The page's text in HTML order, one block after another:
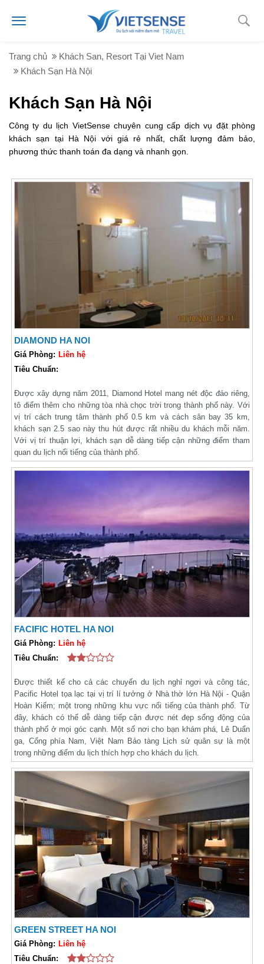
Trang chủ
Khách San, Resort Tại Viet Nam
Khách Sạn Hà Nội
Khách Sạn Hà Nội
Công ty du lịch VietSense chuyên cung cấp dịch vụ đặt phòng
khách sạn tại Hà Nội với giá rẻ nhất, chất lượng đảm bảo,
phương thức thanh toán đa dạng và nhanh gọn.
DIAMOND HA NOI
Giá Phòng: Liên hệ
Tiêu Chuẩn:
Được xây dựng năm 2011, Diamond Hotel mang nét độc đáo riêng,
tô điểm thêm cho những tòa nhà chọc trời trong thành phố này. Với
vị trí cách trung tâm thành phố 0.5 km và cách sân bay 35 km,
khách sạn 2.5 sao này thu hút được rất nhiều du khách mỗi năm.
Với vị trí thuận lợi, khách sạn dễ dàng tiếp cận những điểm tham
quan du lịch nổi tiếng của thành phố.
FACIFIC HOTEL HA NOI
Giá Phòng: Liên hệ
Tiêu Chuẩn:
Được thiết kế cho cả các chuyến du lịch nghỉ ngơi và công tác,
Pacific Hotel tọa lạc tại vị trí lí tưởng ở Nhà thờ lớn Hà Nội - Quận
Hoàn Kiếm; một trong những khu vực nổi tiếng của thành phố. Từ
đây, khách có thể dễ dàng tiếp cận được nét đẹp sống động của
thành phố ở mọi góc cạnh. Một số nơi cho bạn khám phá, Lê Duẩn
ga, Cổng phía Nam, Việt Nam Bảo tàng Lịch sử quân sự là một
trong những điểm du lịch thích hợp cho khách du lịch.
GREEN STREET HA NOI
Giá Phòng: Liên hệ
Tiêu Chuẩn: